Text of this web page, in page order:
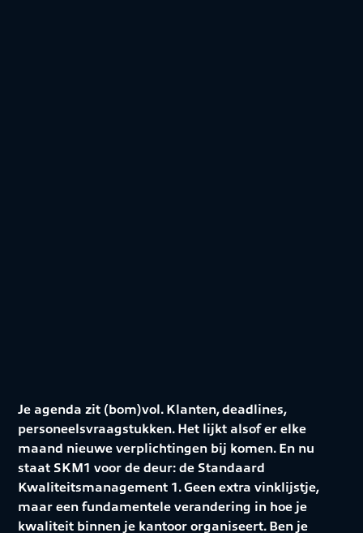
Je agenda zit (bom)vol. Klanten, deadlines,
personeelsvraagstukken. Het lijkt alsof er elke
maand nieuwe verplichtingen bij komen. En nu
staat SKM1 voor de deur: de Standaard
Kwaliteitsmanagement 1. Geen extra vinklijstje,
maar een fundamentele verandering in hoe je
kwaliteit binnen je kantoor organiseert. Ben je